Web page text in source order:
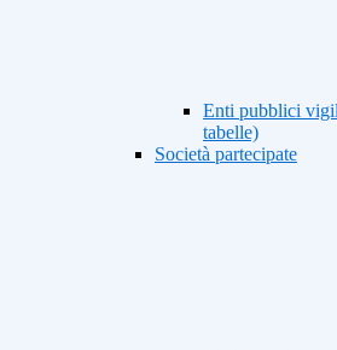
Enti pubblici
tabelle)
Società partecipate